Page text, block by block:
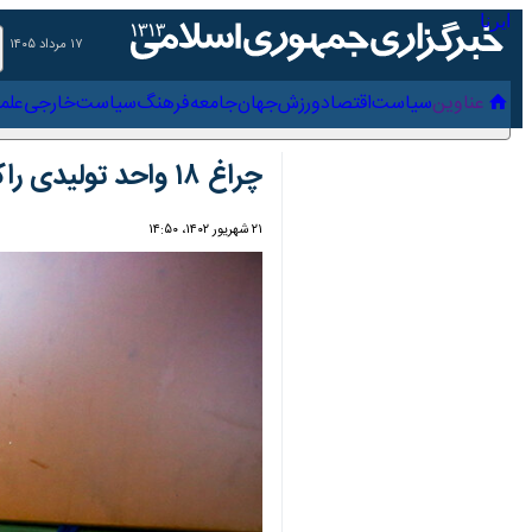
۱۷ مرداد ۱۴۰۵
عناوین‌ سیاست اقتصاد ورزش جهان جامعه فرهنگ
چراغ ۱۸ واحد تولیدی راکد در آذربایجان‌شرقی روشن شد